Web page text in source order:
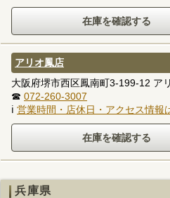
アリオ鳳店
大阪府堺市西区鳳南町3-199-12 ア
☎ 072-260-3007
ℹ 営業時間・店休日・アクセス情報
兵庫県